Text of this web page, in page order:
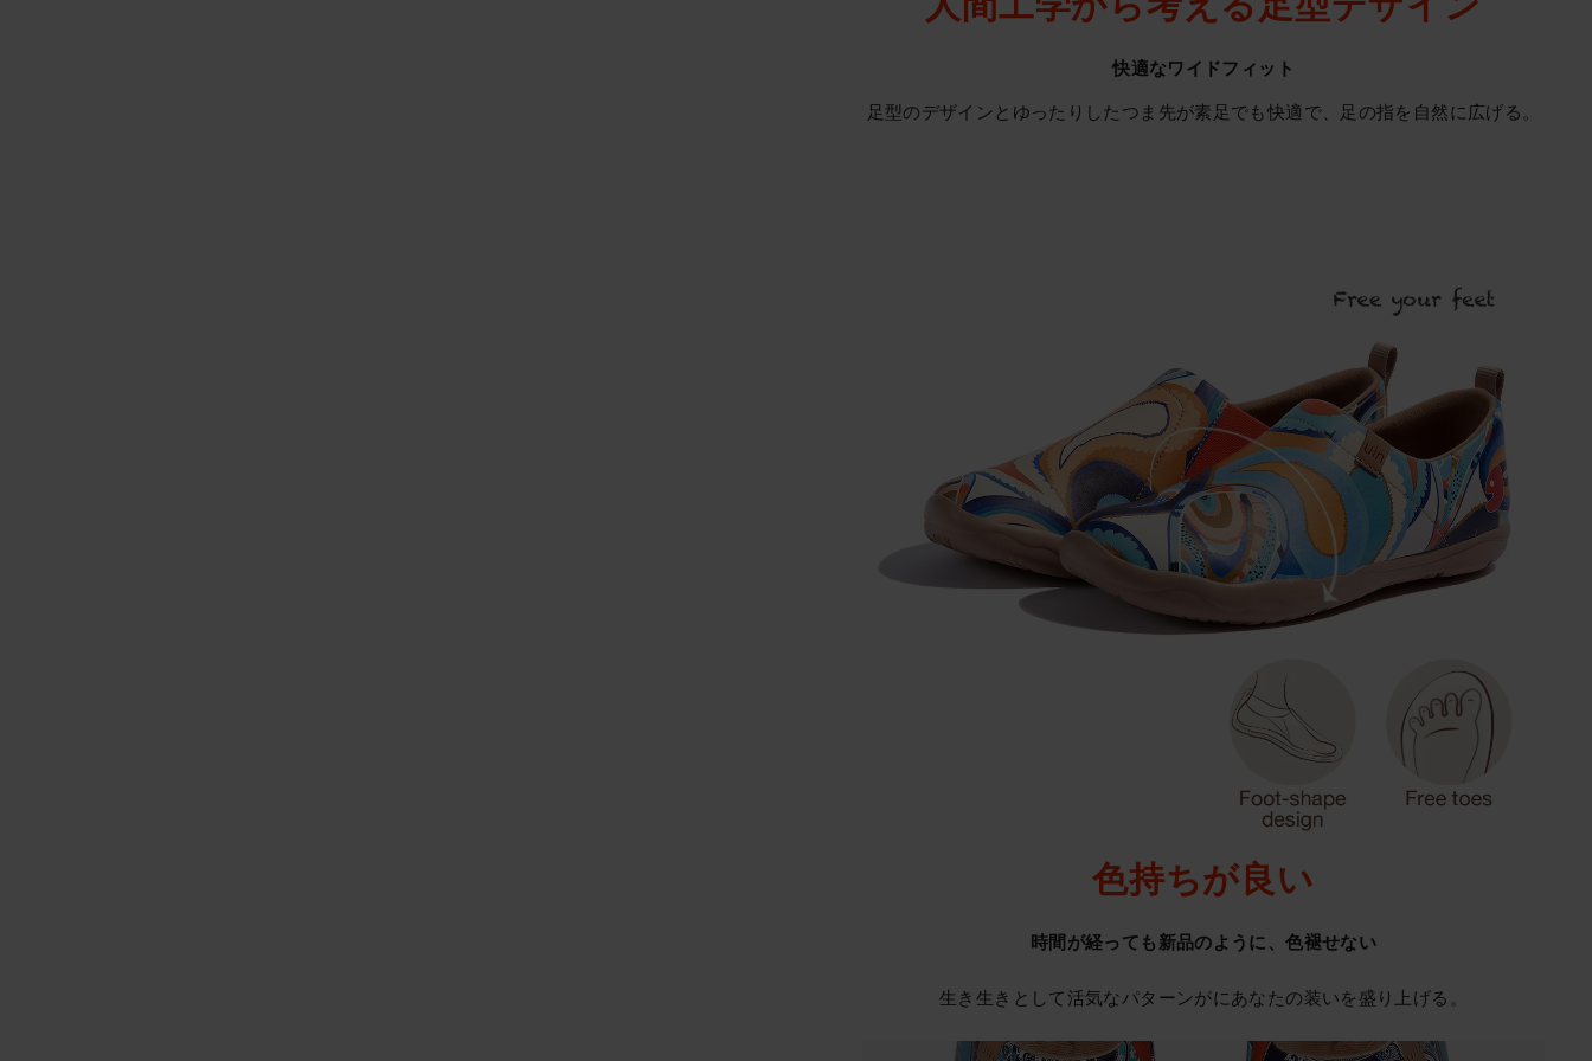
快適なワイドフィット
足型のデザインとゆったりしたつま先が素足でも快適で、足の指を自然に広げる。
色持ちが良い
時間が経っても新品のように、色褪せない
生き生きとして活気なパターンがにあなたの装いを盛り上げる。